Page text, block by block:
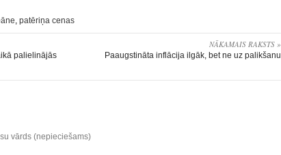
, patēriņa cenas
palielinājās
NĀKAMAIS RAKSTS »
Paaugstināta inflācija ilgāk, bet ne uz palikšanu
vārds (nepieciešams)